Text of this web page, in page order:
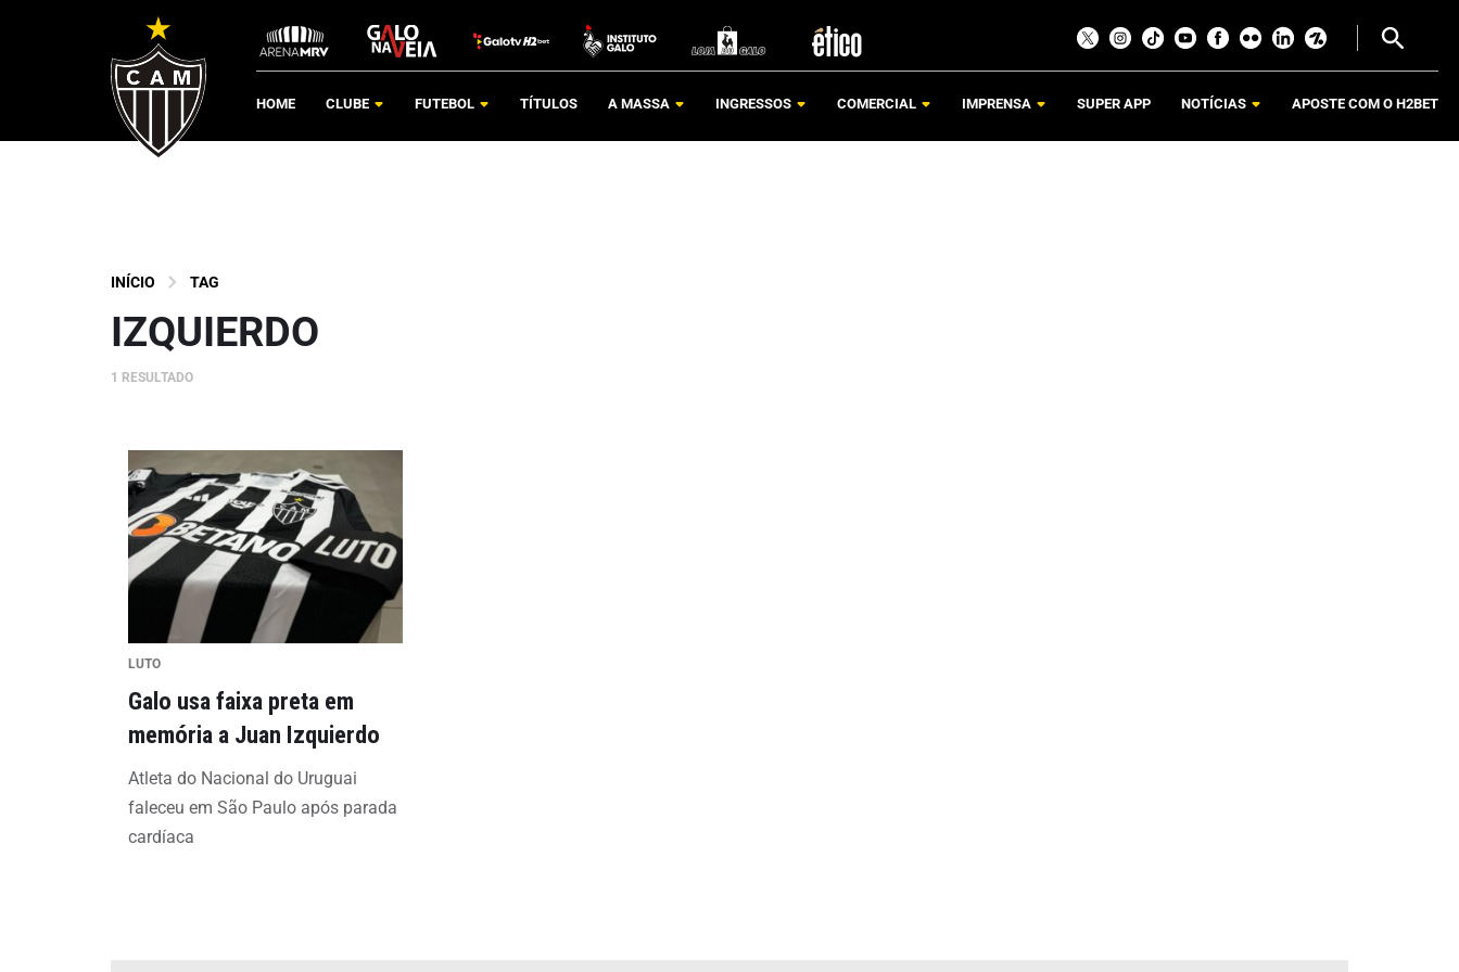
HOME CLUBE FUTEBOL TÍTULOS A MASSA INGRESSOS COMERCIAL IMPRENSA SUPER APP NOTÍCIAS APOSTE COM O H2BET
INÍCIO TAG
IZQUIERDO
1 RESULTADO
LUTO
Galo usa faixa preta em
memória a Juan Izquierdo
Atleta do Nacional do Uruguai
faleceu em São Paulo após parada
cardíaca